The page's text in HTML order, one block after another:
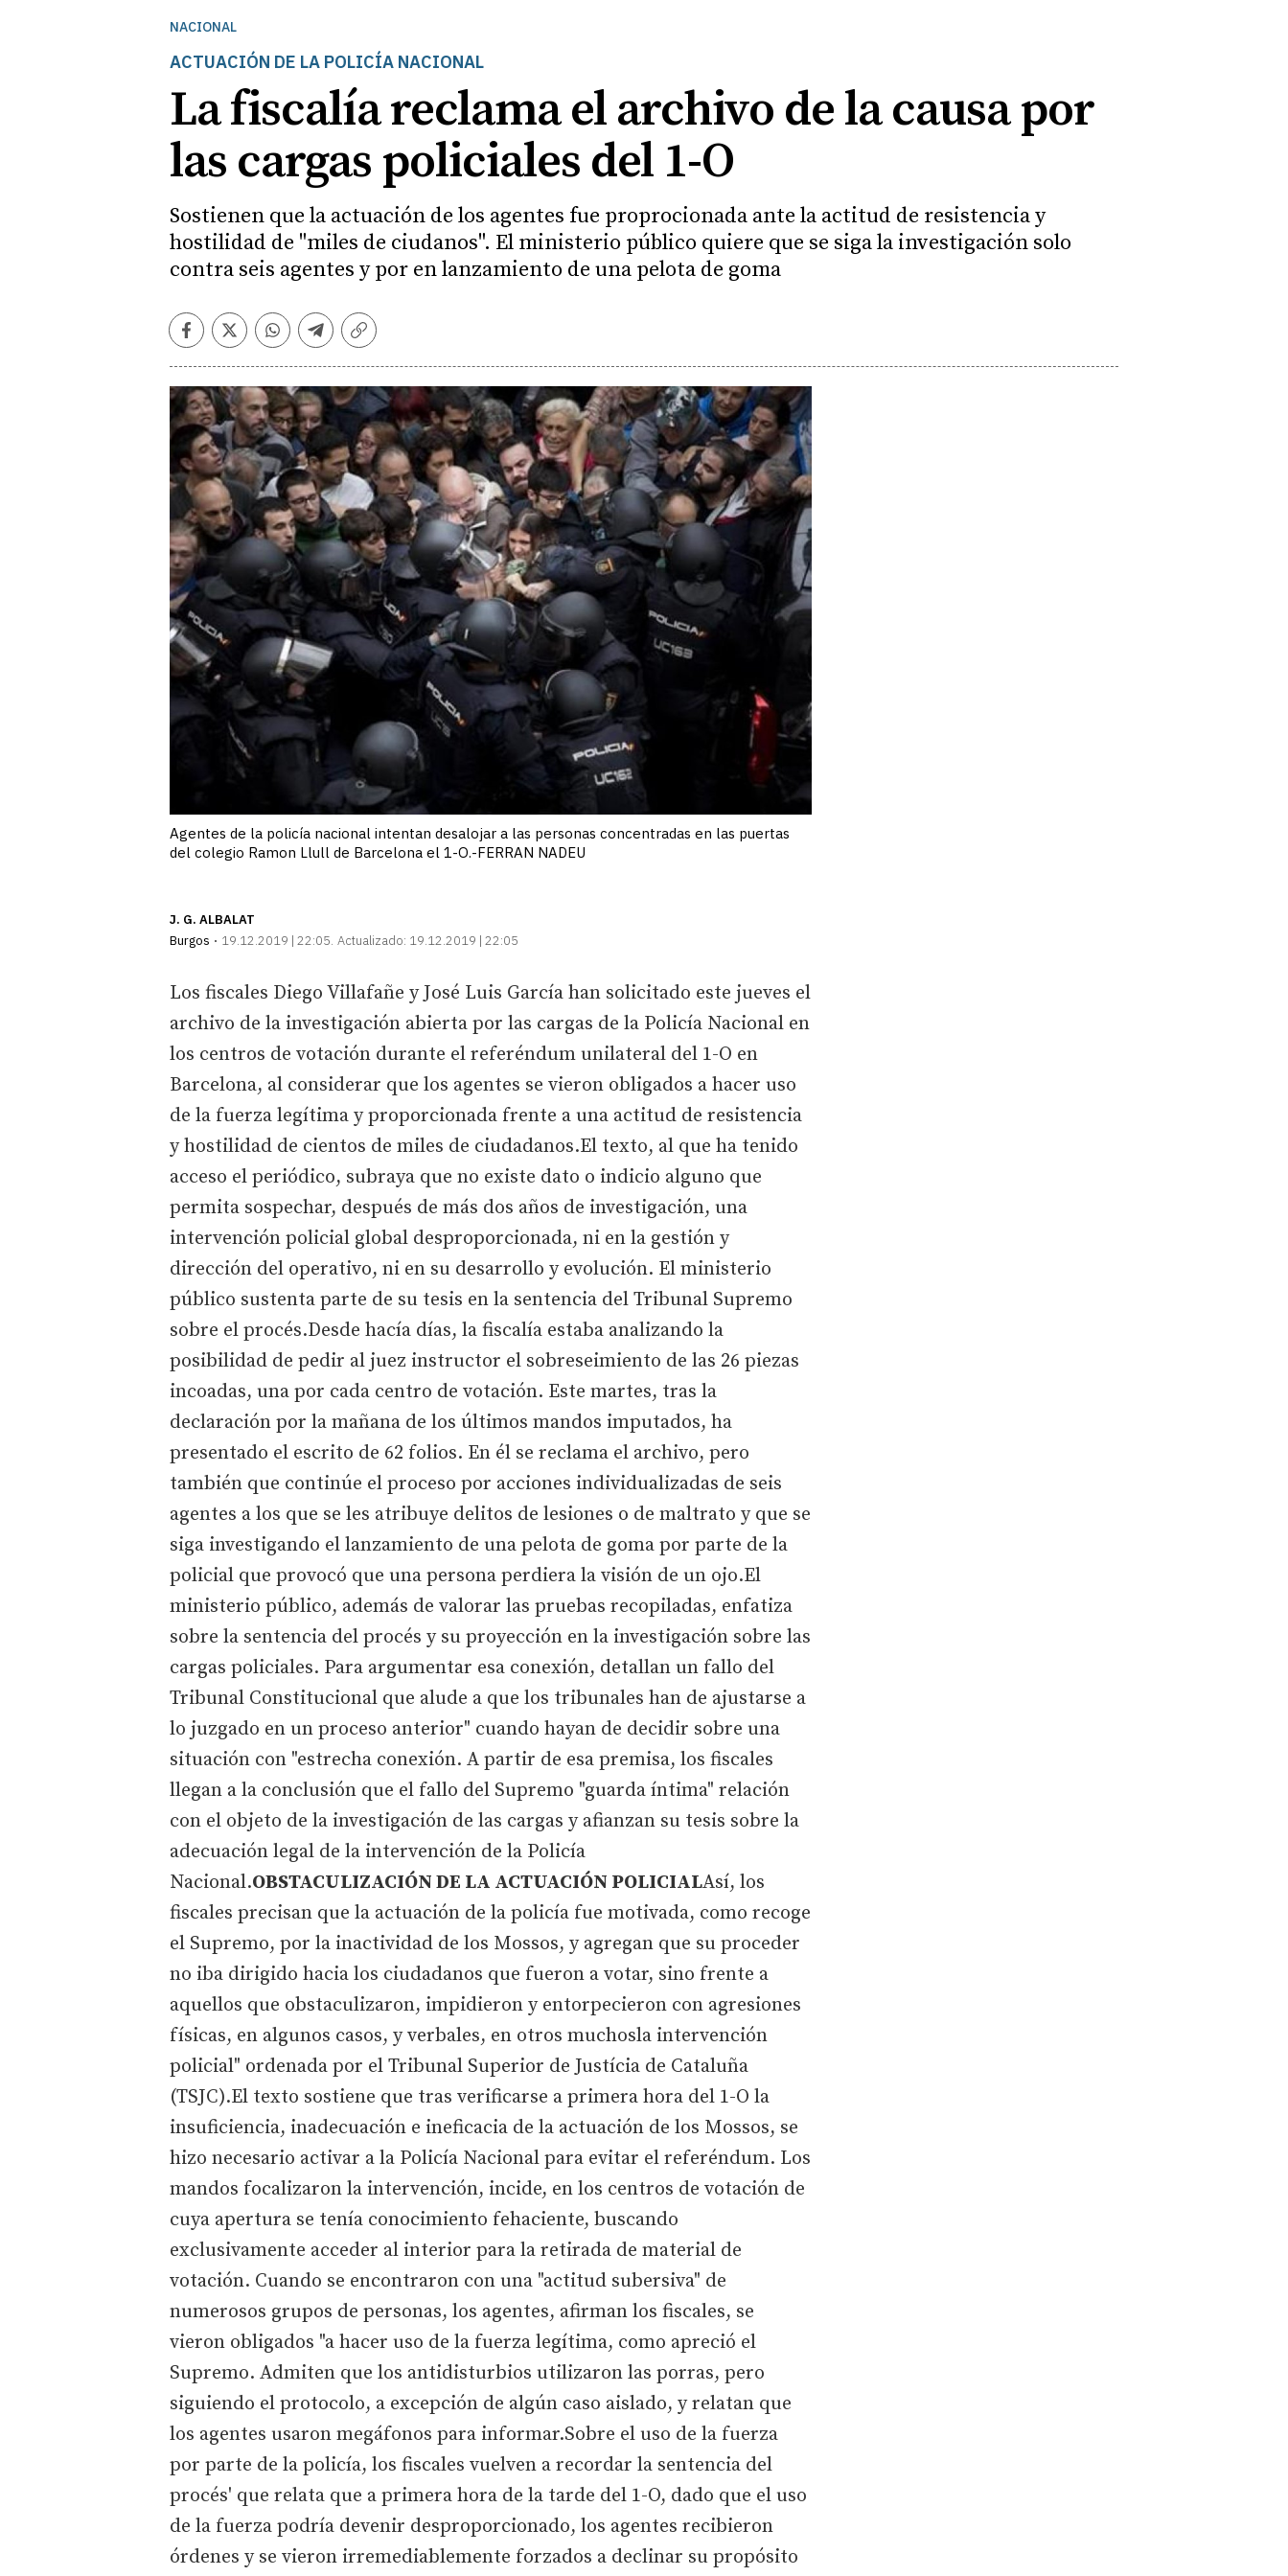
NACIONAL
ACTUACIÓN DE LA POLICÍA NACIONAL
La fiscalía reclama el archivo de la causa por
las cargas policiales del 1-O
Sostienen que la actuación de los agentes fue proprocionada ante la actitud de resistencia y
hostilidad de "miles de ciudanos". El ministerio público quiere que se siga la investigación solo
contra seis agentes y por en lanzamiento de una pelota de goma
Facebook
TwitterWhatsapp
Telegram
Copiar
Agentes de la policía nacional intentan desalojar a las personas concentradas en las puertas
del colegio Ramon Llull de Barcelona el 1-O.-FERRAN NADEU
J. G. ALBALAT
Burgos
19.12.2019 | 22:05 Actualizado: 19.12.2019 | 22:05
Los fiscales Diego Villafañe y José Luis García han solicitado este jueves el
archivo de la investigación abierta por las cargas de la Policía Nacional en
los centros de votación durante el referéndum unilateral del 1-O en
Barcelona, al considerar que los agentes se vieron obligados a hacer uso
de la fuerza legítima y proporcionada frente a una actitud de resistencia
y hostilidad de cientos de miles de ciudadanos.El texto, al que ha tenido
acceso el periódico, subraya que no existe dato o indicio alguno que
permita sospechar, después de más dos años de investigación, una
intervención policial global desproporcionada, ni en la gestión y
dirección del operativo, ni en su desarrollo y evolución. El ministerio
público sustenta parte de su tesis en la sentencia del Tribunal Supremo
sobre el procés.Desde hacía días, la fiscalía estaba analizando la
posibilidad de pedir al juez instructor el sobreseimiento de las 26 piezas
incoadas, una por cada centro de votación. Este martes, tras la
declaración por la mañana de los últimos mandos imputados, ha
presentado el escrito de 62 folios. En él se reclama el archivo, pero
también que continúe el proceso por acciones individualizadas de seis
agentes a los que se les atribuye delitos de lesiones o de maltrato y que se
siga investigando el lanzamiento de una pelota de goma por parte de la
policial que provocó que una persona perdiera la visión de un ojo.El
ministerio público, además de valorar las pruebas recopiladas, enfatiza
sobre la sentencia del procés y su proyección en la investigación sobre las
cargas policiales. Para argumentar esa conexión, detallan un fallo del
Tribunal Constitucional que alude a que los tribunales han de ajustarse a
lo juzgado en un proceso anterior" cuando hayan de decidir sobre una
situación con "estrecha conexión. A partir de esa premisa, los fiscales
llegan a la conclusión que el fallo del Supremo "guarda íntima" relación
con el objeto de la investigación de las cargas y afianzan su tesis sobre la
adecuación legal de la intervención de la Policía
Nacional.OBSTACULIZACIÓN DE LA ACTUACIÓN POLICIALAsí, los
fiscales precisan que la actuación de la policía fue motivada, como recoge
el Supremo, por la inactividad de los Mossos, y agregan que su proceder
no iba dirigido hacia los ciudadanos que fueron a votar, sino frente a
aquellos que obstaculizaron, impidieron y entorpecieron con agresiones
físicas, en algunos casos, y verbales, en otros muchosla intervención
policial" ordenada por el Tribunal Superior de Justícia de Cataluña
(TSJC).El texto sostiene que tras verificarse a primera hora del 1-O la
insuficiencia, inadecuación e ineficacia de la actuación de los Mossos, se
hizo necesario activar a la Policía Nacional para evitar el referéndum. Los
mandos focalizaron la intervención, incide, en los centros de votación de
cuya apertura se tenía conocimiento fehaciente, buscando
exclusivamente acceder al interior para la retirada de material de
votación. Cuando se encontraron con una "actitud subersiva" de
numerosos grupos de personas, los agentes, afirman los fiscales, se
vieron obligados "a hacer uso de la fuerza legítima, como apreció el
Supremo. Admiten que los antidisturbios utilizaron las porras, pero
siguiendo el protocolo, a excepción de algún caso aislado, y relatan que
los agentes usaron megáfonos para informar.Sobre el uso de la fuerza
por parte de la policía, los fiscales vuelven a recordar la sentencia del
procés' que relata que a primera hora de la tarde del 1-O, dado que el uso
de la fuerza podría devenir desproporcionado, los agentes recibieron
órdenes y se vieron irremediablemente forzados a declinar su propósito